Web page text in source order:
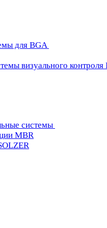
для BGA
визуального контроля
системы
MBR